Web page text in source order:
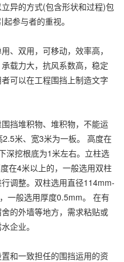
异的方式(包含形状和过程)包
参与者的重视。
、双用，可移动，效率高，
载力大，抗风系数高，稳定
可以在工程围挡上制造文字
挡堆积物、堆积物，不能运
米、宽3米为一板。 高度在
深挖根底为1米左右。立柱选
在4米以上的，一般选用双柱
调整。双柱选用直径114mm-
一般选用厚度0.5mm。 在有
的外墙等地方，需求粘贴或
企业。
和一致担任的围挡运用的资